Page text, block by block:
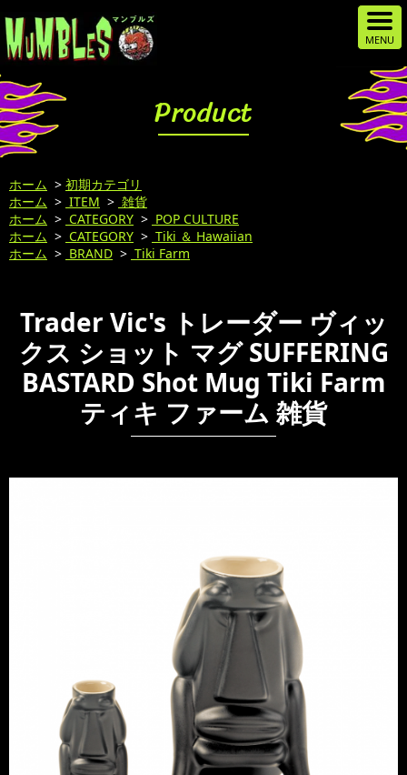
Product
ホーム > 初期カテゴリ
ホーム > ITEM > 雑貨
ホーム > CATEGORY > POP CULTURE
ホーム > CATEGORY > Tiki ＆ Hawaiian
ホーム > BRAND > Tiki Farm
Trader Vic's トレーダー ヴィッ
クス ショット マグ SUFFERING
BASTARD Shot Mug Tiki Farm
ティキ ファーム 雑貨